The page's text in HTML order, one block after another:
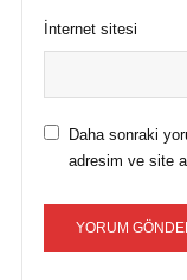
İnternet sitesi
Daha sonraki
adresim ve site